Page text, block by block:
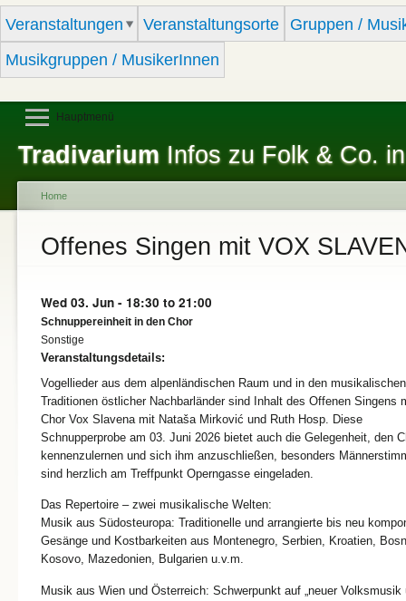
Veranstaltungen Veranstaltungsorte
Gruppen /
Musikgruppen / MusikerInnen
Tradivarium Infos zu Folk & Co.
Hauptmenü
You are here
Home
Offenes Singen mit VOX
Wed 03. Jun - 18:30 to 21:00
Schnuppereinheit in den Chor
Sonstige
Veranstaltungsdetails:
Vogellieder aus dem alpenländischen Raum und in den musikalischen
Traditionen östlicher Nachbarländer sind Inhalt des Offenen Singens
Chor Vox Slavena mit Nataša Mirković und Ruth Hosp. Diese
Schnupperprobe am 03. Juni 2026 bietet auch die Gelegenheit, den
kennenzulernen und sich ihm anzuschließen, besonders
sind herzlich am Treffpunkt Operngasse eingeladen.
Das Repertoire – zwei musikalische Welten:
Musik aus Südosteuropa: Traditionelle und arrangierte bis neu
Gesänge und Kostbarkeiten aus Montenegro, Serbien, Kroatien,
Kosovo, Mazedonien, Bulgarien u.v.m.
Musik aus Wien und Österreich: Schwerpunkt auf „neuer Volksmusik